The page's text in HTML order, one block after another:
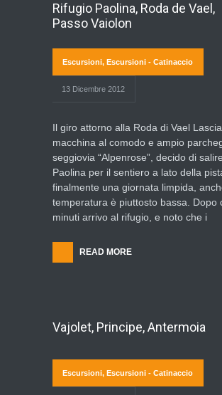
Rifugio Paolina, Roda de Vael,
Passo Vaiolon
Escursioni, Escursioni - Catinaccio
13 Dicembre 2012
Il giro attorno alla Roda di Vael
macchina al comodo e ampio
seggiovia “Alpenrose”, decido di
Paolina per il sentiero a lato della
finalmente una giornata limpida,
temperatura è piuttosto bassa. Dopo
minuti arrivo al rifugio, e noto che i
READ MORE
Vajolet, Principe, Antermoia
Escursioni, Escursioni - Catinaccio